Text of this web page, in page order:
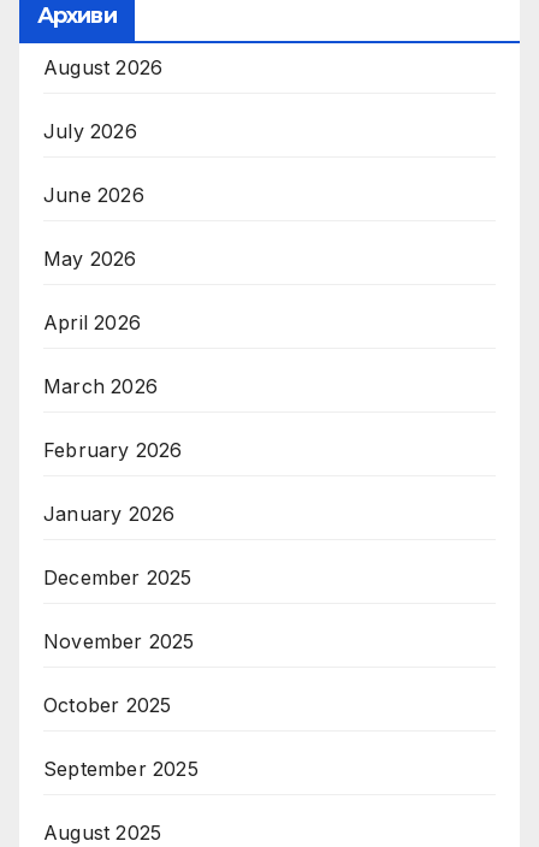
Архиви
August 2026
July 2026
June 2026
May 2026
April 2026
March 2026
February 2026
January 2026
December 2025
November 2025
October 2025
September 2025
August 2025